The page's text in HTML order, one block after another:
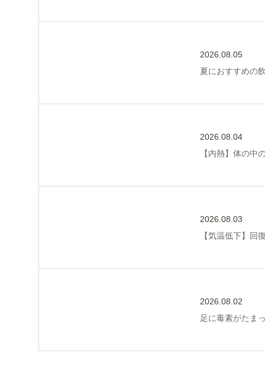
2026.08.05
夏におすすめの
2026.08.04
【内熱】体の中
2026.08.03
【気温低下】回
2026.08.02
足に毒素がたま